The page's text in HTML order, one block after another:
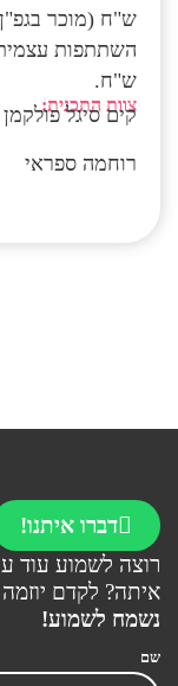
ש"ח (מוכר
ש"ח.
צוות התכנית:
קים סיגל פולקמן
רוחמה ספראי
דברו איתנו!
רוצה לשמוע עוד
איתה? לקדם יוזמה
נשמח לשמוע!
שם